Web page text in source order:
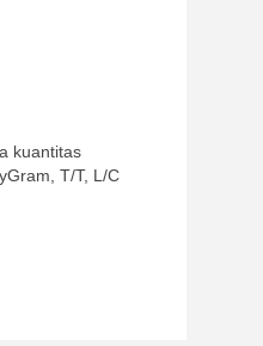
kuantitas
T/T, L/C